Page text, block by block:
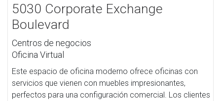
5030 Corporate Exchange
Boulevard
Centros de negocios
Oficina Virtual
Este espacio de oficina moderno ofrece oficinas con
servicios que vienen con muebles impresionantes,
perfectos para una configuración comercial. Los clientes